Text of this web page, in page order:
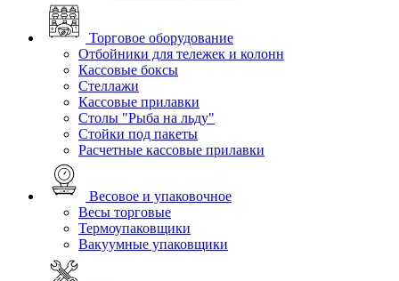
Торговое оборудование
Отбойники для тележек и колонн
Кассовые боксы
Стеллажи
Кассовые прилавки
Столы "Рыба на льду"
Стойки под пакеты
Расчетные кассовые прилавки
Весовое и упаковочное
Весы торговые
Термоупаковщики
Вакуумные упаковщики